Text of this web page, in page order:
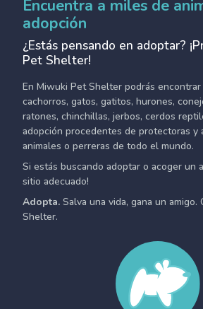
Encuentra a miles de
adopción
¿Estás pensando en adoptar?
Pet Shelter!
En Miwuki Pet Shelter podrás
cachorros, gatos, gatitos, hurones,
ratones, chinchillas, jerbos, cerdos
adopción procedentes de protectoras y
animales o perreras de todo el mundo.
Si estás buscando adoptar o acoger un
sitio adecuado!
Adopta. Salva una vida, gana un
Shelter.